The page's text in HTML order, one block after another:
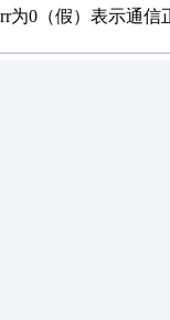
0（假）表示通信